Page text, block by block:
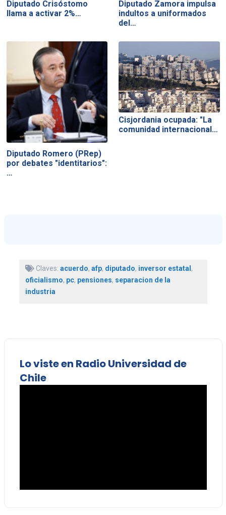
Diputado Crisóstomo
llama a activar 2%…
Diputado Zamora impulsa
indultos a uniformados
del…
Diputado Romero (PRep)
por debates "identitarios":
…
Cisjordania ocupada: "La
comunidad internacional…
Claves: acuerdo, afp, diputado, inversor estatal,
oficialismo, pc, pensiones, separacion de la
industria
Lo viste en Radio Universidad de
Chile